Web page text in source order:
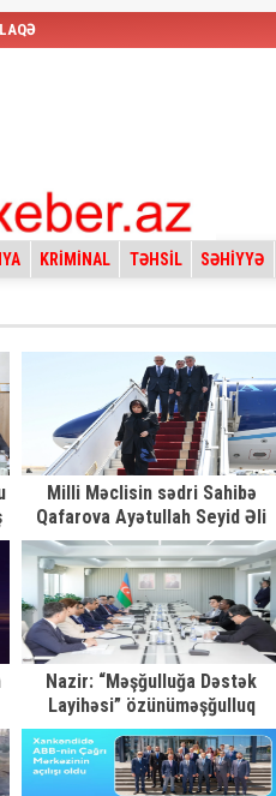
KRİMİNAL TƏHSİL SƏHİYYƏ
Milli Məclisin sədri Sahibə
Qafarova Ayətullah Seyid Əli
Xameneinin vida mərasimində
iştirak edib
Nazir: “Məşğulluğa Dəstək
Layihəsi” özünüməşğulluq
proqramının
mühüm dəstək olur